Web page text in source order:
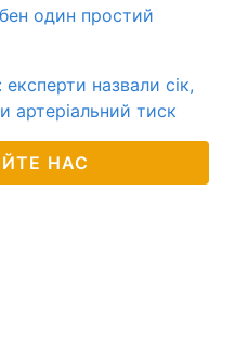
один простий
назвали сік,
артеріальний тиск
НАС